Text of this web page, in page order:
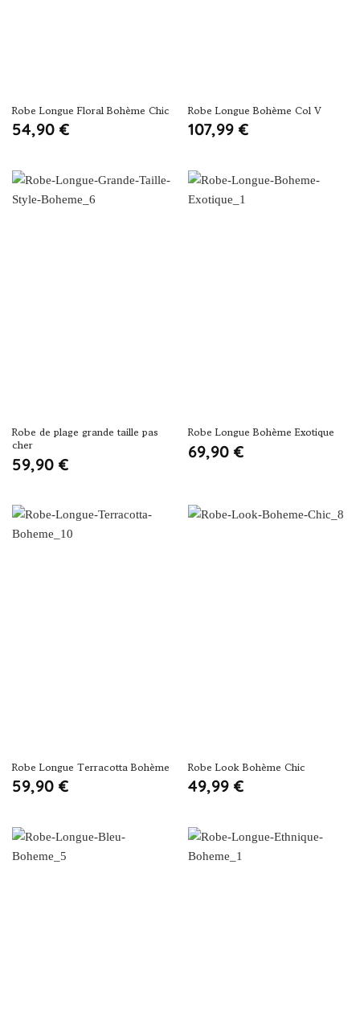
Robe Longue Floral Bohème Chic
54,90 €
Robe Longue Bohème Col V
107,99 €
Robe de plage grande taille pas
cher
59,90 €
Robe Longue Bohème Exotique
69,90 €
Robe Longue Terracotta Bohème
59,90 €
Robe Look Bohème Chic
49,99 €